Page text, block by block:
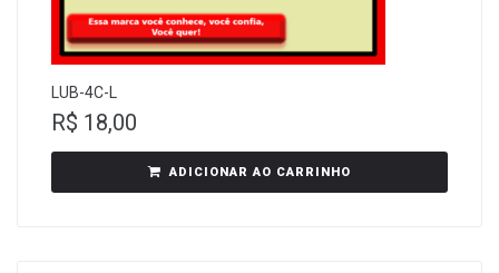
LUB-4C-L
R$ 18,00
ADICIONAR AO CARRINHO